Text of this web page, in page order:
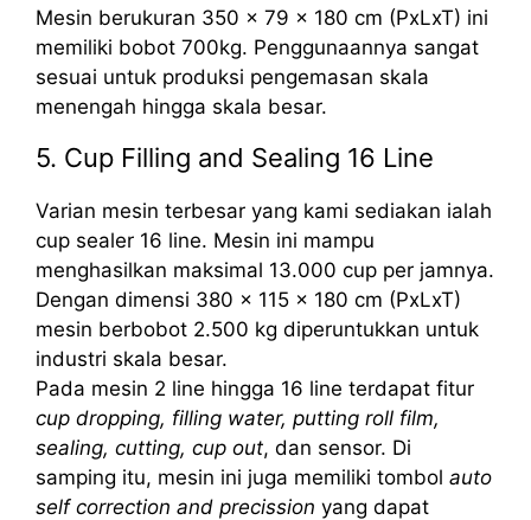
Mesin berukuran 350 x 79 x 180 cm (PxLxT) ini
memiliki bobot 700kg. Penggunaannya sangat
sesuai untuk produksi pengemasan skala
menengah hingga skala besar.
5. Cup Filling and Sealing 16 Line
Varian mesin terbesar yang kami sediakan ialah
cup sealer 16 line. Mesin ini mampu
menghasilkan maksimal 13.000 cup per jamnya.
Dengan dimensi 380 x 115 x 180 cm (PxLxT)
mesin berbobot 2.500 kg diperuntukkan untuk
industri skala besar.
Pada mesin 2 line hingga 16 line terdapat fitur
cup dropping, filling water, putting roll film,
sealing, cutting, cup out, dan sensor. Di
samping itu, mesin ini juga memiliki tombol auto
self correction and precission yang dapat